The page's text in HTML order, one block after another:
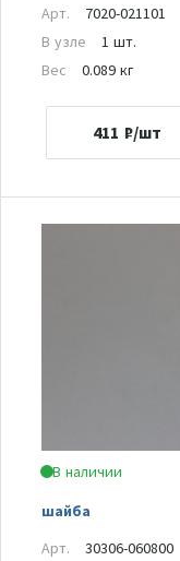
Арт.
7020-021101
В узле
1 шт.
Вес
0.089 кг
411 ₽/шт
В наличии
шайба
Арт.
30306-060800